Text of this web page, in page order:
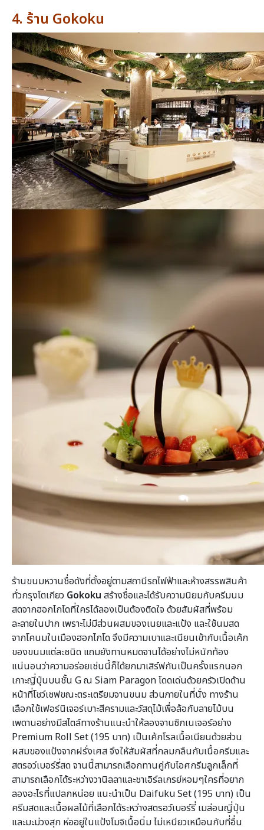
4. ร้าน Gokoku
ร้านขนมหวานชื่อดังที่ตั้งอยู่ตามสถานีรถไฟฟ้าและห้างสรรพสินค้า
ทั่วกรุงโตเกียว Gokoku สร้างชื่อและได้รับความนิยมกับครีมนม
สดจากฮอกไกโดที่ใครได้ลองเป็นต้องติดใจ ด้วยสัมผัสที่พร้อม
ละลายในปาก เพราะไม่มีส่วนผสมของเนยและแป้ง และใช้นมสด
จากโคนมในเมืองฮอกไกโด จึงมีความเบาและเนียนเข้ากับเนื้อเค้ก
ของขนมแต่ละชนิด แถมยังทานหมดจานได้อย่างไม่หนักท้อง
แน่นอนว่าความอร่อยเช่นนี้ก็ได้ยกมาเสิร์ฟกันเป็นครั้งแรกนอก
เกาะญี่ปุ่นบนชั้น G ณ Siam Paragon โดดเด่นด้วยครัวเปิดด้าน
หน้าที่โชว์เชฟขณะตระเตรียมจานขนม ส่วนภายในที่นั่ง ทางร้าน
เลือกใช้เฟอร์นิเจอร์เบาะสีครามและวัสดุไม้เพื่อล้อกับลายไม้บน
เพดานอย่างมีสไตล์ทางร้านแนะนำให้ลองจานซิกเนเจอร์อย่าง
Premium Roll Set (195 บาท) เป็นเค้กโรลเนื้อเนียนด้วยส่วน
ผสมของแป้งจากฝรั่งเศส จึงให้สัมผัสที่กลมกลืนกับเนื้อครีมและ
สตรอว์เบอร์รี่สด จานนี้สามารถเลือกทานคู่กับไอศกรีมลูกเล็กที่
สามารถเลือกได้ระหว่างวานิลลาและชาเอิร์ลเกรย์หอมๆใครที่อยาก
ลองอะไรที่แปลกหน่อย แนะนำเป็น Daifuku Set (195 บาท) เป็น
ครีมสดและเนื้อผลไม้ที่เลือกได้ระหว่างสตรอว์เบอร์รี่ เมล่อนญี่ปุ่น
และมะม่วงสุก ห่ออยู่ในแป้งโมจิเนื้อนิ่ม ไม่เหนียวเหมือนกับที่อื่น